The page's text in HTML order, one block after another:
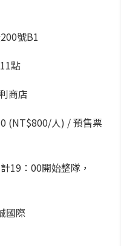
號B1
點
商店
人) / 預售票
19：00開始整隊，
國際